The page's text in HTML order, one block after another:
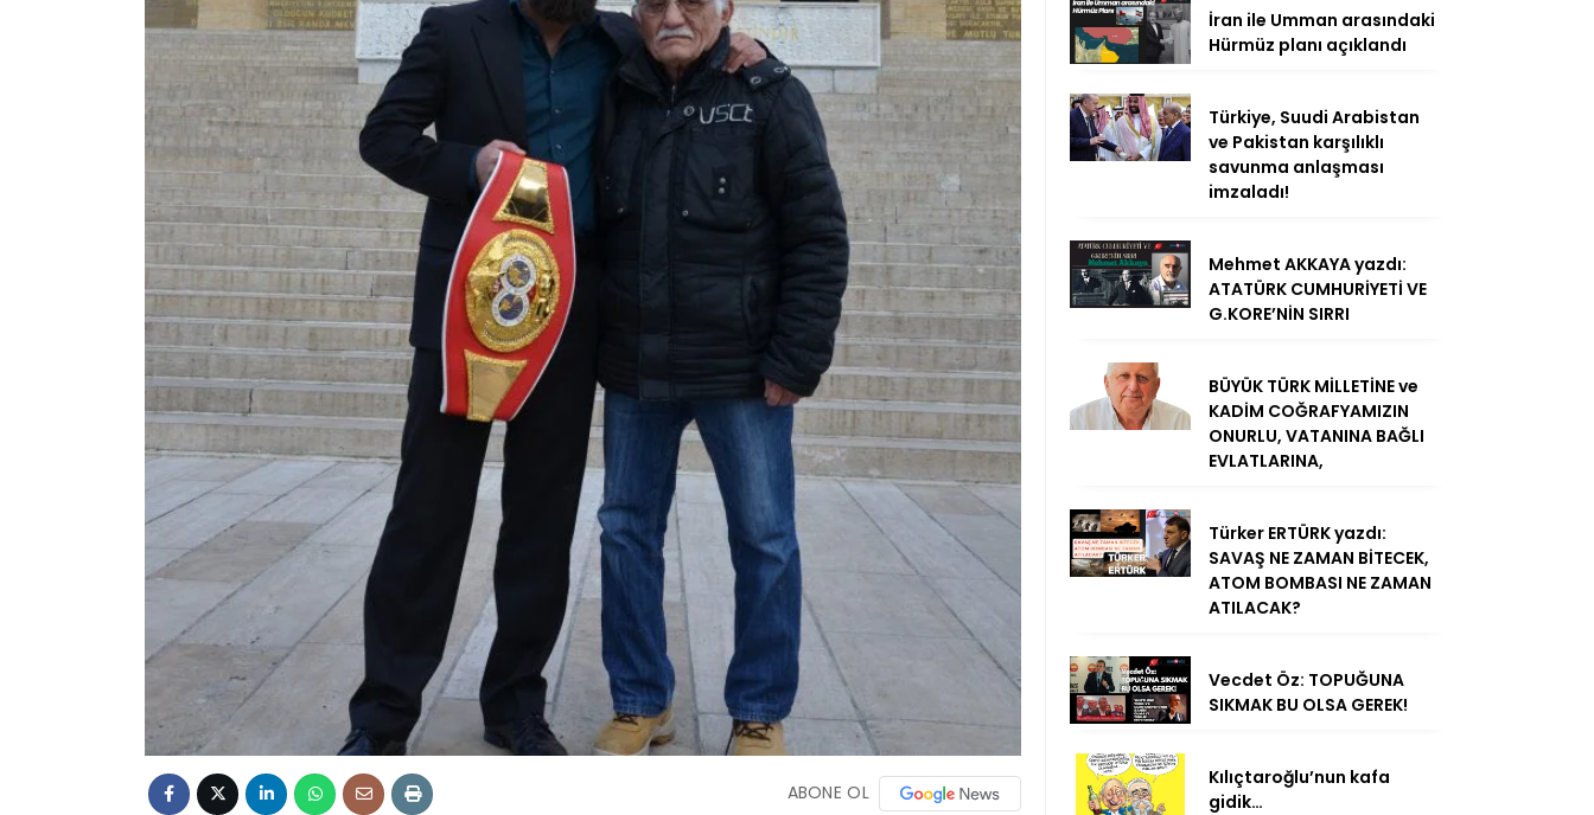
ABONE OL
İran ile Umman arasındaki
Hürmüz planı açıklandı
Türkiye, Suudi Arabistan
ve Pakistan karşılıklı
savunma anlaşması
imzaladı!
Mehmet AKKAYA yazdı:
ATATÜRK CUMHURİYETİ VE
G.KORE’NİN SIRRI
BÜYÜK TÜRK MİLLETİNE ve
KADİM COĞRAFYAMIZIN
ONURLU, VATANINA BAĞLI
EVLATLARINA,
Türker ERTÜRK yazdı:
SAVAŞ NE ZAMAN BİTECEK,
ATOM BOMBASI NE ZAMAN
ATILACAK?
Vecdet Öz: TOPUĞUNA
SIKMAK BU OLSA GEREK!
Kılıçtaroğlu’nun kafa
gidik…